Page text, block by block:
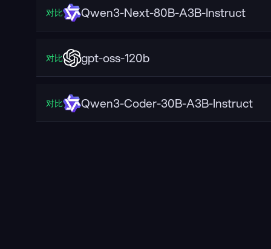
对比 Qwen3-Next-80B-A3B-Instruct
对比 gpt-oss-120b
对比 Qwen3-Coder-30B-A3B-Instruct